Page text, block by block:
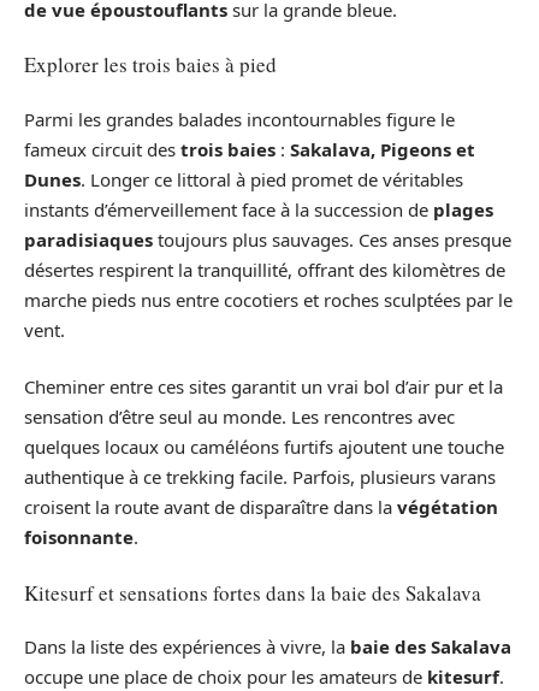
de vue époustouflants sur la grande bleue.
Explorer les trois baies à pied
Parmi les grandes balades incontournables figure le
fameux circuit des trois baies : Sakalava, Pigeons et
Dunes. Longer ce littoral à pied promet de véritables
instants d’émerveillement face à la succession de plages
paradisiaques toujours plus sauvages. Ces anses presque
désertes respirent la tranquillité, offrant des kilomètres de
marche pieds nus entre cocotiers et roches sculptées par le
vent.
Cheminer entre ces sites garantit un vrai bol d’air pur et la
sensation d’être seul au monde. Les rencontres avec
quelques locaux ou caméléons furtifs ajoutent une touche
authentique à ce trekking facile. Parfois, plusieurs varans
croisent la route avant de disparaître dans la végétation
foisonnante.
Kitesurf et sensations fortes dans la baie des Sakalava
Dans la liste des expériences à vivre, la baie des Sakalava
occupe une place de choix pour les amateurs de kitesurf.